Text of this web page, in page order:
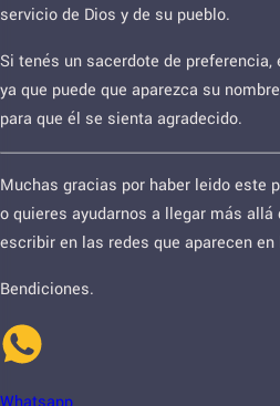
servicio de Dios y de su pueblo.
Si tenés un sacerdote de
ya que puede que aparezca su
para que él se sienta agradecido.
Muchas gracias por haber leido este
o quieres ayudarnos a llegar más
escribir en las redes que aparecen
Bendiciones.